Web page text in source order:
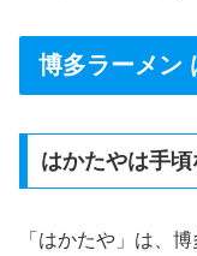
博多ラーメン
はかたやは手
「はかたや」は、